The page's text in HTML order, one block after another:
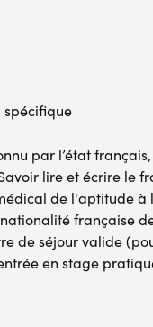
spécifique
par l’état
lire et écrire le
de l'aptitude
française
de séjour valide
en stage